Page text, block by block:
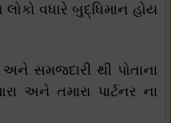
વધારે બુદ્ધિમાન હોય
સમજદારી થી પોતાના
અને તમારા પાર્ટનર ના